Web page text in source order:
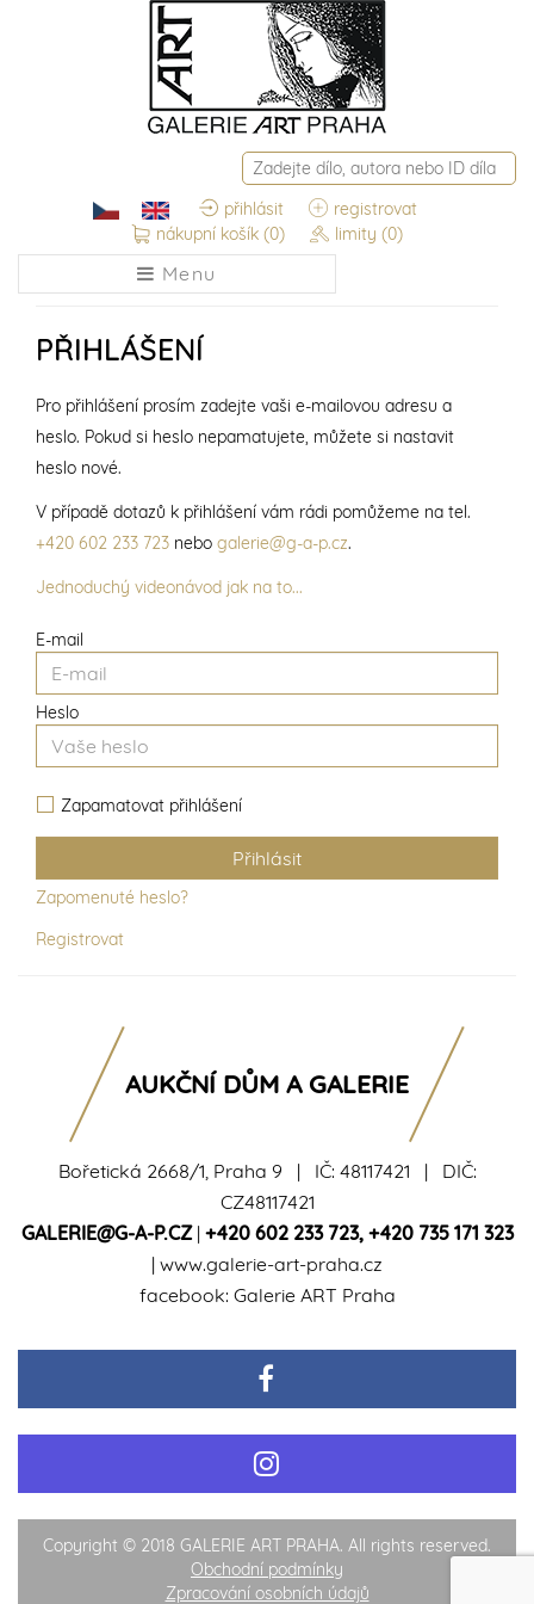
přihlásit
registrovat
nákupní košík (0) limity (0)
Menu
PŘIHLÁŠENÍ
E-mail
Heslo
Zapamatovat přihlášení
Zapomenuté heslo?
Registrovat
Pro přihlášení prosím zadejte vaši e-mailovou adresu a
heslo. Pokud si heslo nepamatujete, můžete si nastavit
heslo nové.
V případě dotazů k přihlášení vám rádi pomůžeme na tel.
+420 602 233 723 nebo galerie@g-a-p.cz.
Jednoduchý videonávod jak na to...
Bořetická 2668/1, Praha 9 | IČ: 48117421 | DIČ:
CZ48117421
GALERIE@G-A-P.CZ| +420 602 233 723, +420 735 171 323
| www.galerie-art-praha.cz
facebook: Galerie ART Praha
AUKČNÍ DŮM A GALERIE
Copyright © 2018 GALERIE ART PRAHA. All rights reserved.
Obchodní podmínky
Zpracování osobních údajů